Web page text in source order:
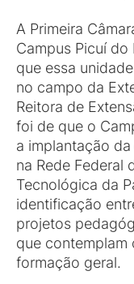
A Primeira
Campus Picuí
que essa
no campo da
Reitora de
foi de que o
a implantação
na Rede Federal
Tecnológica da
identificação
projetos
que contemplam
formação geral.